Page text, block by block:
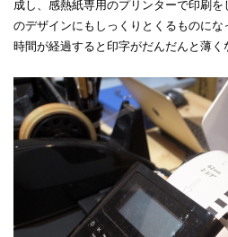
成し、感熱紙専用のプリンターで印刷
のデザインにもしっくりとくるものに
時間が経過すると印字がだんだんと薄く